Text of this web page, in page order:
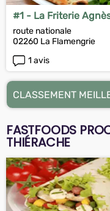
#1 - La Friterie
route nationale
02260 La Flamengrie
1 avis
CLASSEMENT
FASTFOODS
THIÉRACHE